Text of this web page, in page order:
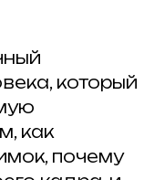
который
как
почему